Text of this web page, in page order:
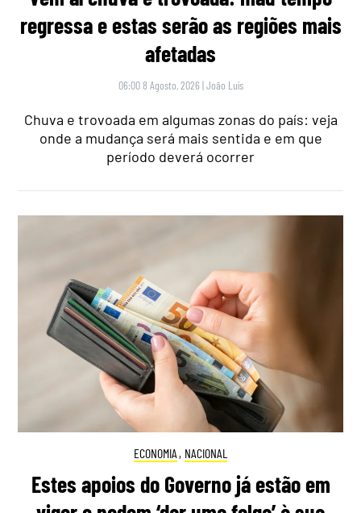
regressa e estas serão as regiões mais
afetadas
06:00 8 Agosto, 2026 |João Luís
Chuva e trovoada em algumas zonas do país: veja
onde a mudança será mais sentida e em que
período deverá ocorrer
ECONOMIA , NACIONAL
Estes apoios do Governo já estão em